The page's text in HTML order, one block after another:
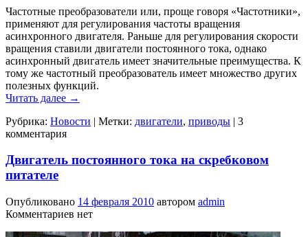
Частотные преобразователи или, проще говоря «Частотники»,
применяют для регулирования частоты вращения
асинхронного двигателя. Раньше для регулирования скорости
вращения ставили двигатели постоянного тока, однако
асинхронный двигатель имеет значительные преимущества. К
тому же частотный преобразователь имеет множество других
полезных функций.
Читать далее →
Рубрика: Новости | Метки: двигатели, приводы | 3
комментария
Двигатель постоянного тока на скребковом
питателе
Опубликовано 14 февраля 2010 автором admin
Комментариев нет